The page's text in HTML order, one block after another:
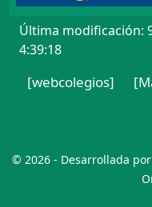
Última modificación:
4:39:18
[webcolegios]
© 2026 - Desarrollada